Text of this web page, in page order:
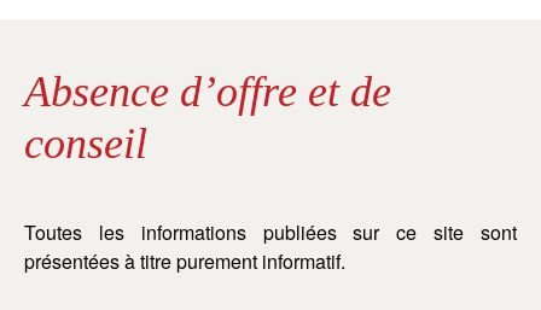
Absence d’offre et de
conseil
Toutes les informations publiées sur ce site sont
présentées à titre purement informatif.